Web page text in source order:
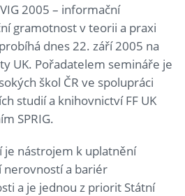
2005 – informační
gramotnost v teorii a praxi
dnes 22. září 2005 na
UK. Pořadatelem semináře je
škol ČR ve spolupráci
studií a knihovnictví FF UK
SPRIG.
je nástrojem k uplatnění
nerovností a bariér
a je jednou z priorit Státní